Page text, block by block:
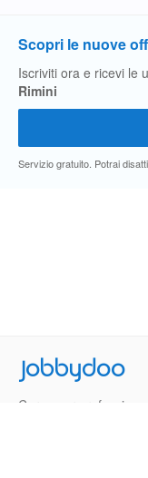
Scopri le nuove
Iscriviti ora e ricevi le
Rimini
Servizio gratuito. Potrai
Jobbydoo
Cerca per professione